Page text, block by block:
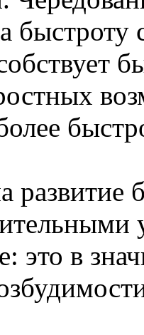
быстроту
это в